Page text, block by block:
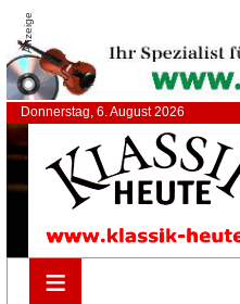
Anzeige
Donnerstag, 6. August 2026
≡
≡